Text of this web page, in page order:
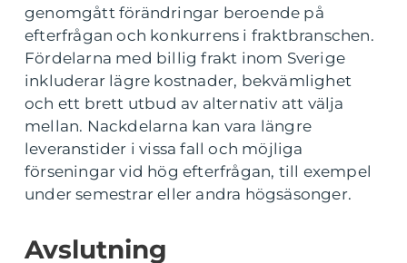
genomgått förändringar beroende på
efterfrågan och konkurrens i fraktbranschen.
Fördelarna med billig frakt inom Sverige
inkluderar lägre kostnader, bekvämlighet
och ett brett utbud av alternativ att välja
mellan. Nackdelarna kan vara längre
leveranstider i vissa fall och möjliga
förseningar vid hög efterfrågan, till exempel
under semestrar eller andra högsäsonger.
Avslutning